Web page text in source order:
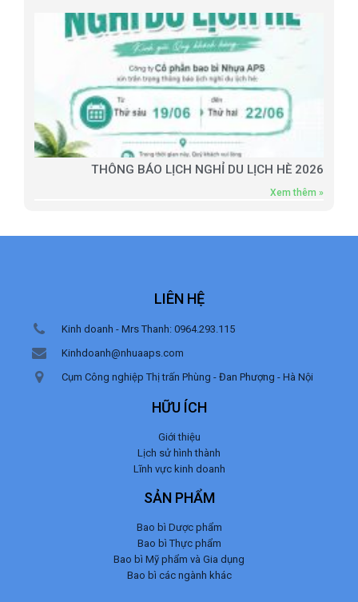
THÔNG BÁO LỊCH NGHỈ DU LỊCH HÈ 2026
Xem thêm »
LIÊN HỆ
Kinh doanh - Mrs Thanh: 0964.293.115
Kinhdoanh@nhuaaps.com
Cụm Công nghiệp Thị trấn Phùng - Đan Phượng - Hà Nội
HỮU ÍCH
Giới thiệu
Lịch sử hình thành
Lĩnh vực kinh doanh
SẢN PHẨM
Bao bì Dược phẩm
Bao bì Thực phẩm
Bao bì Mỹ phẩm và Gia dụng
Bao bì các ngành khác